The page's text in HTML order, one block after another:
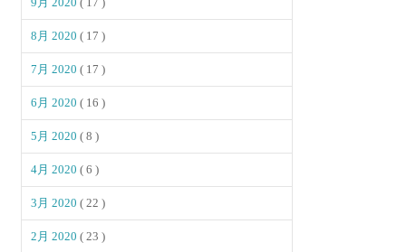
8月 2020( 17 )
7月 2020( 17 )
6月 2020( 16 )
5月 2020( 8 )
4月 2020( 6 )
3月 2020( 22 )
2月 2020( 23 )